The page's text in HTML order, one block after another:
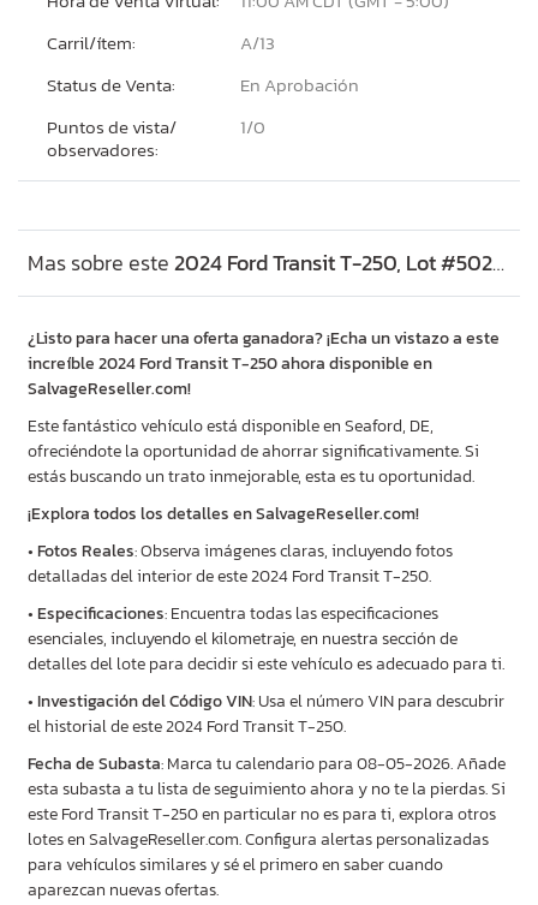
Carril/ítem:
A/13
Status de Venta:
En Aprobación
Puntos de vista/
observadores:
1/0
Mas sobre este2024 Ford Transit T-250, Lot #50268076
¿Listo para hacer una oferta ganadora? ¡Echa un vistazo a este
increíble 2024 Ford Transit T-250 ahora disponible en
SalvageReseller.com!
Este fantástico vehículo está disponible en Seaford, DE,
ofreciéndote la oportunidad de ahorrar significativamente. Si
estás buscando un trato inmejorable, esta es tu oportunidad.
¡Explora todos los detalles en SalvageReseller.com!
•Fotos Reales: Observa imágenes claras, incluyendo fotos
detalladas del interior de este 2024 Ford Transit T-250.
•Especificaciones: Encuentra todas las especificaciones
esenciales, incluyendo el kilometraje, en nuestra sección de
detalles del lote para decidir si este vehículo es adecuado para ti.
•Investigación del Código VIN: Usa el número VIN para descubrir
el historial de este 2024 Ford Transit T-250.
Fecha de Subasta: Marca tu calendario para 08-05-2026. Añade
esta subasta a tu lista de seguimiento ahora y no te la pierdas. Si
este Ford Transit T-250 en particular no es para ti, explora otros
lotes en SalvageReseller.com. Configura alertas personalizadas
para vehículos similares y sé el primero en saber cuando
aparezcan nuevas ofertas.